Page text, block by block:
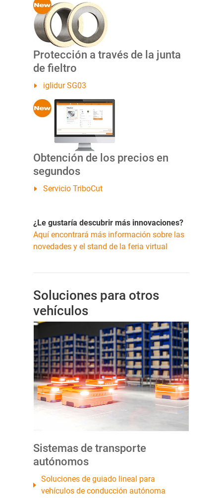
Protección a través de la junta
de fieltro
iglidur SG03
Obtención de los precios en
segundos
Servicio TriboCut
¿Le gustaría descubrir más innovaciones?
Aquí encontrará más información sobre las
novedades y el stand de la feria virtual
Soluciones para otros
vehículos
Sistemas de transporte
autónomos
Soluciones de guiado lineal para
vehículos de conducción autónoma